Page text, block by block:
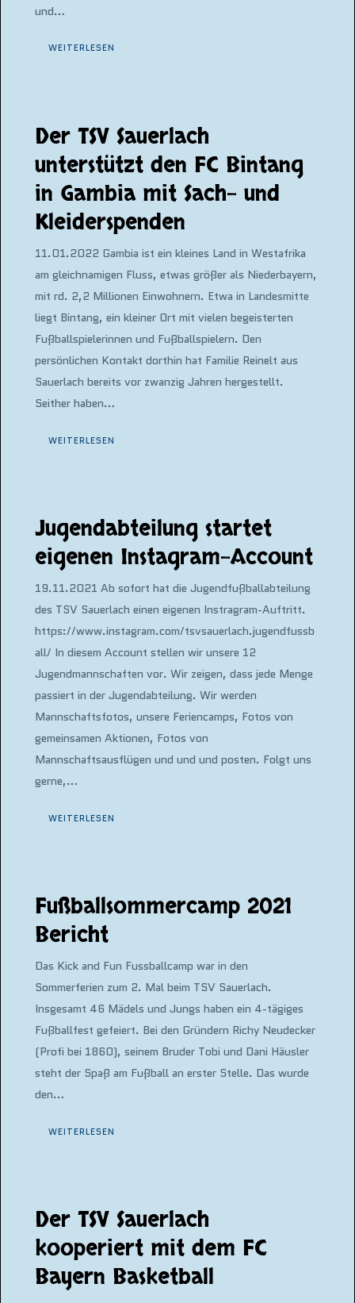
und…
WEITERLESEN
Der TSV Sauerlach
unterstützt den FC Bintang
in Gambia mit Sach- und
Kleiderspenden
11.01.2022 Gambia ist ein kleines Land in Westafrika
am gleichnamigen Fluss, etwas größer als Niederbayern,
mit rd. 2,2 Millionen Einwohnern. Etwa in Landesmitte
liegt Bintang, ein kleiner Ort mit vielen begeisterten
Fußballspielerinnen und Fußballspielern. Den
persönlichen Kontakt dorthin hat Familie Reinelt aus
Sauerlach bereits vor zwanzig Jahren hergestellt.
Seither haben…
WEITERLESEN
Jugendabteilung startet
eigenen Instagram-Account
19.11.2021 Ab sofort hat die Jugendfußballabteilung
des TSV Sauerlach einen eigenen Instragram-Auftritt.
https://www.instagram.com/tsvsauerlach.jugendfussb
all/ In diesem Account stellen wir unsere 12
Jugendmannschaften vor. Wir zeigen, dass jede Menge
passiert in der Jugendabteilung. Wir werden
Mannschaftsfotos, unsere Feriencamps, Fotos von
gemeinsamen Aktionen, Fotos von
Mannschaftsausflügen und und und posten. Folgt uns
gerne,…
WEITERLESEN
Fußballsommercamp 2021
Bericht
Das Kick and Fun Fussballcamp war in den
Sommerferien zum 2. Mal beim TSV Sauerlach.
Insgesamt 46 Mädels und Jungs haben ein 4-tägiges
Fußballfest gefeiert. Bei den Gründern Richy Neudecker
(Profi bei 1860), seinem Bruder Tobi und Dani Häusler
steht der Spaß am Fußball an erster Stelle. Das wurde
den…
WEITERLESEN
Der TSV Sauerlach
kooperiert mit dem FC
Bayern Basketball